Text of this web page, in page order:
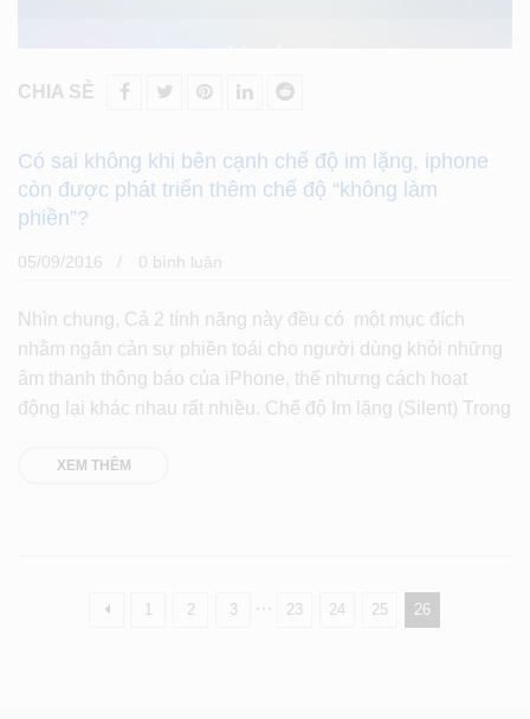
CHIA SẺ
Có sai không khi bên cạnh chế độ im lặng, iphone
còn được phát triển thêm chế độ “không làm
phiền”?
05/09/2016 0 bình luân
Nhìn chung, Cả 2 tính năng này đều có một mục đích
nhằm ngăn cản sự phiền toái cho người dùng khỏi những
âm thanh thông báo của iPhone, thế nhưng cách hoạt
động lại khác nhau rất nhiều. Chế độ Im lặng (Silent) Trong
XEM THÊM
1 2 3 … 23 24 25 26